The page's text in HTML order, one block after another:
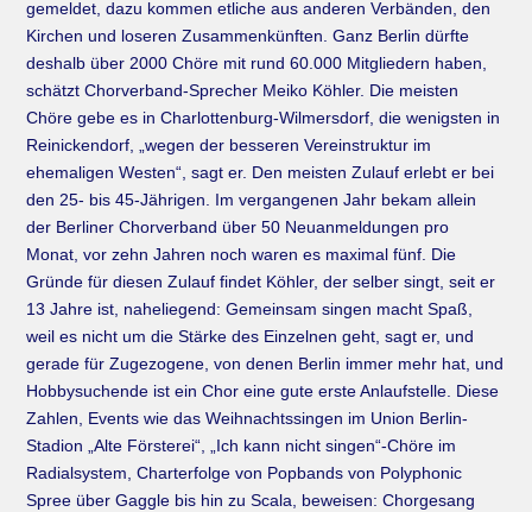
gemeldet, dazu kommen etliche aus anderen Verbänden, den
Kirchen und loseren Zusammenkünften. Ganz Berlin dürfte
deshalb über 2000 Chöre mit rund 60.000 Mitgliedern haben,
schätzt Chorverband-Sprecher Meiko Köhler. Die meisten
Chöre gebe es in Charlottenburg-Wilmersdorf, die wenigsten in
Reinickendorf, „wegen der besseren Vereinstruktur im
ehemaligen Westen“, sagt er. Den meisten Zulauf erlebt er bei
den 25- bis 45-Jährigen. Im vergangenen Jahr bekam allein
der Berliner Chorverband über 50 Neuanmeldungen pro
Monat, vor zehn Jahren noch waren es maximal fünf. Die
Gründe für diesen Zulauf findet Köhler, der selber singt, seit er
13 Jahre ist, naheliegend: Gemeinsam singen macht Spaß,
weil es nicht um die Stärke des Einzelnen geht, sagt er, und
gerade für Zugezogene, von denen Berlin immer mehr hat, und
Hobbysuchende ist ein Chor eine gute erste Anlaufstelle. Diese
Zahlen, Events wie das Weihnachtssingen im Union Berlin-
Stadion „Alte Försterei“, „Ich kann nicht singen“-Chöre im
Radialsystem, Charterfolge von Popbands von Polyphonic
Spree über Gaggle bis hin zu Scala, beweisen: Chorgesang